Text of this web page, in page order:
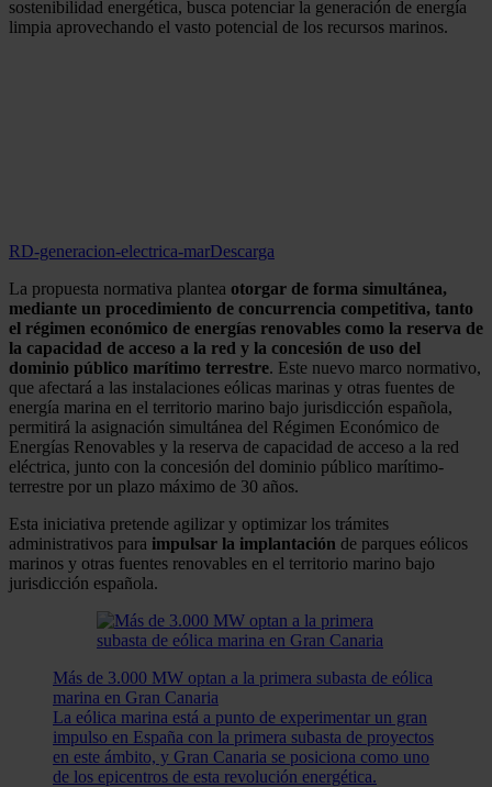
sostenibilidad energética, busca potenciar la generación de energía
limpia aprovechando el vasto potencial de los recursos marinos.
RD-generacion-electrica-marDescarga
La propuesta normativa plantea otorgar de forma simultánea,
mediante un procedimiento de concurrencia competitiva, tanto
el régimen económico de energías renovables como la reserva de
la capacidad de acceso a la red y la concesión de uso del
dominio público marítimo terrestre. Este nuevo marco normativo,
que afectará a las instalaciones eólicas marinas y otras fuentes de
energía marina en el territorio marino bajo jurisdicción española,
permitirá la asignación simultánea del Régimen Económico de
Energías Renovables y la reserva de capacidad de acceso a la red
eléctrica, junto con la concesión del dominio público marítimo-
terrestre por un plazo máximo de 30 años.
Esta iniciativa pretende agilizar y optimizar los trámites
administrativos para impulsar la implantación de parques eólicos
marinos y otras fuentes renovables en el territorio marino bajo
jurisdicción española.
Más de 3.000 MW optan a la primera subasta de eólica
marina en Gran Canaria
La eólica marina está a punto de experimentar un gran
impulso en España con la primera subasta de proyectos
en este ámbito, y Gran Canaria se posiciona como uno
de los epicentros de esta revolución energética.